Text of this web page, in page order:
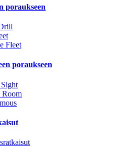
poraukseen
Fleet
poraukseen